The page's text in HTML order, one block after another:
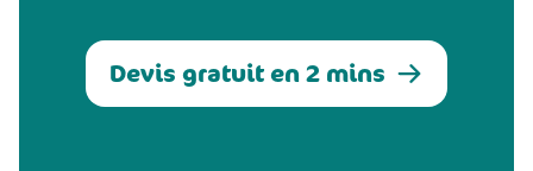
Devis gratuit en 2 mins